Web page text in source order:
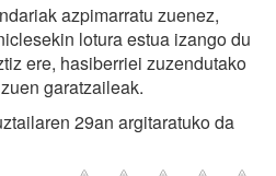
azpimarratu zuenez,
lotura estua izango du
ere, hasiberriei zuzendutako
garatzaileak.
29an argitaratuko da